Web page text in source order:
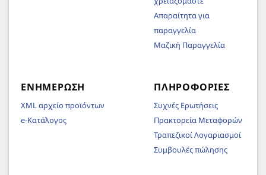
Απαραίτητα για
παραγγελία
Μαζική Παραγγελία
ΕΝΗΜΈΡΩΣΗ
XML αρχείο προϊόντων
e-Κατάλογος
ΠΛΗΡΟΦΟΡΊΕΣ
Συχνές Ερωτήσεις
Πρακτορεία Μεταφορών
Τραπεζικοί Λογαριασμοί
Συμβουλές πώλησης